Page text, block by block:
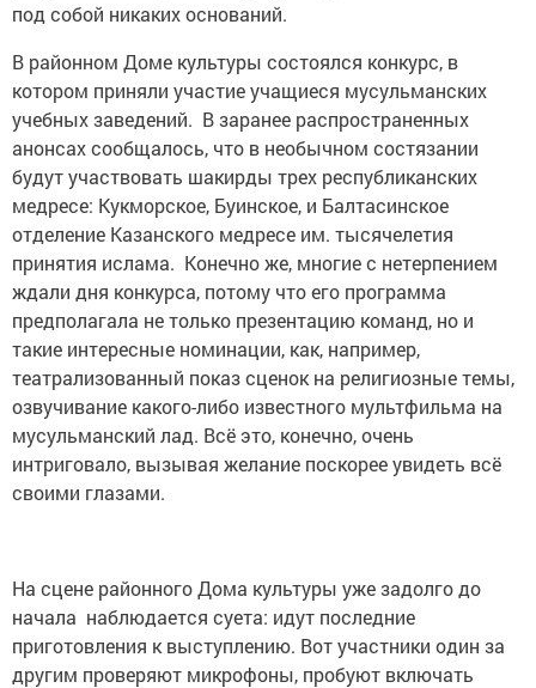
под собой никаких оснований.
В районном Доме культуры состоялся конкурс, в
котором приняли участие учащиеся мусульманских
учебных заведений. В заранее распространенных
анонсах сообщалось, что в необычном состязании
будут участвовать шакирды трех республиканских
медресе: Кукморское, Буинское, и Балтасинское
отделение Казанского медресе им. тысячелетия
принятия ислама. Конечно же, многие с нетерпением
ждали дня конкурса, потому что его программа
предполагала не только презентацию команд, но и
такие интересные номинации, как, например,
театрализованный показ сценок на религиозные темы,
озвучивание какого-либо известного мультфильма на
мусульманский лад. Всё это, конечно, очень
интриговало, вызывая желание поскорее увидеть всё
своими глазами.
На сцене районного Дома культуры уже задолго до
начала наблюдается суета: идут последние
приготовления к выступлению. Вот участники один за
другим проверяют микрофоны, пробуют включать